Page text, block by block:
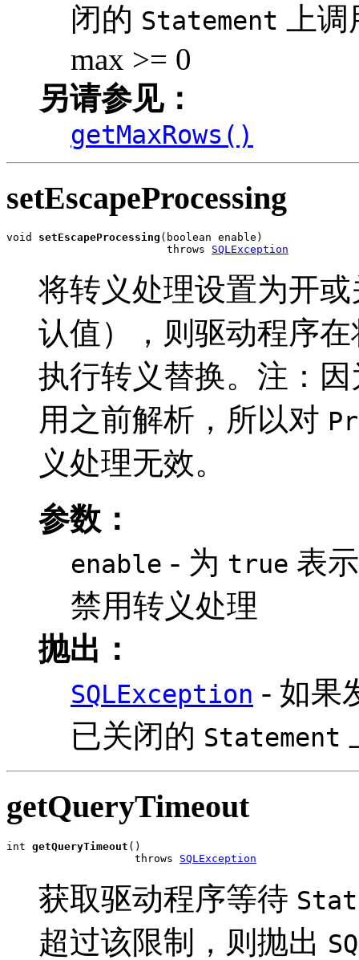
闭的 Statement
上
max >= 0
另请参见：
getMaxRows()
setEscapeProcessing
void setEscapeProcessing (boolean enable)
                         throws
SQLException
将转义处理设置为开
认值），则驱动程序
执行转义替换。注：
用之前解析，所以对
义处理无效。
参数：
enable - 为 true 表
禁用转义处理
抛出：
SQLException - 如果
已关闭的 Statement
getQueryTimeout
int getQueryTimeout ()
                    throws
SQLException
获取驱动程序等待
超过该限制，则抛出